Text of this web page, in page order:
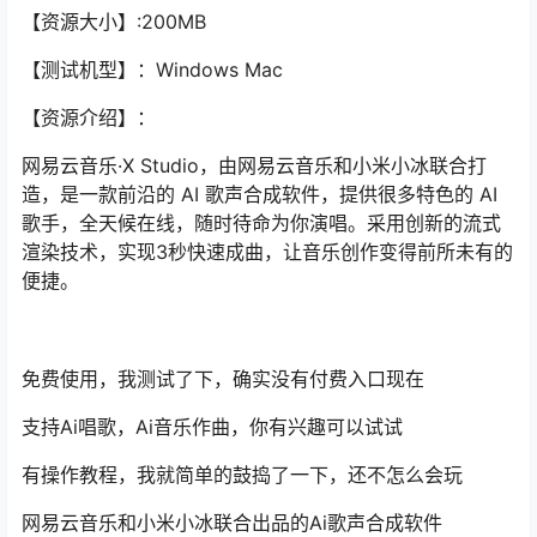
【资源大小】:200MB
【测试机型】：Windows Mac
【资源介绍】：
网易云音乐·X Studio，由网易云音乐和小米小冰联合打
造，是一款前沿的 AI 歌声合成软件，提供很多特色的 AI
歌手，全天候在线，随时待命为你演唱。采用创新的流式
渲染技术，实现3秒快速成曲，让音乐创作变得前所未有的
便捷。
免费使用，我测试了下，确实没有付费入口现在
支持Ai唱歌，Ai音乐作曲，你有兴趣可以试试
有操作教程，我就简单的鼓捣了一下，还不怎么会玩
网易云音乐和小米小冰联合出品的Ai歌声合成软件